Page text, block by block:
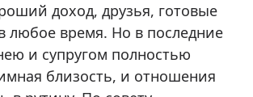
доход, друзья, готовые
любое время. Но в последние
и супругом полностью
близость, и отношения